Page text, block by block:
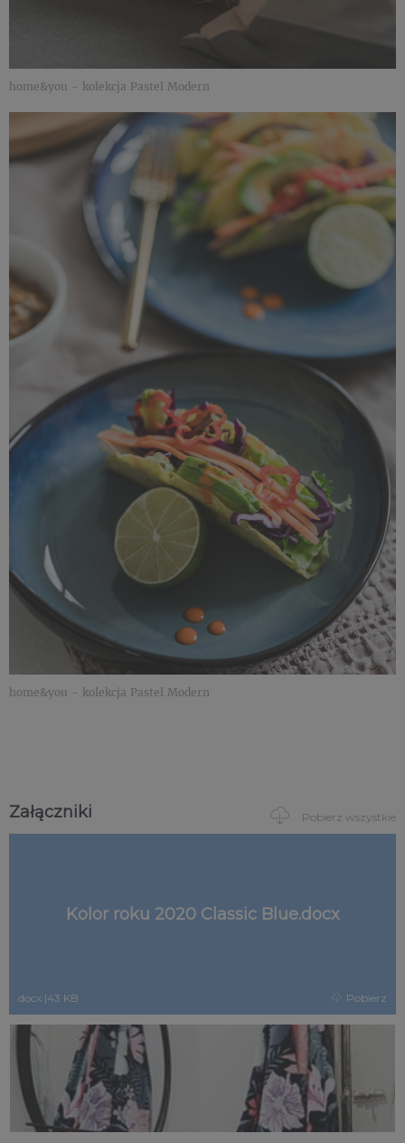
home&you - kolekcja Pastel Modern
home&you - kolekcja Pastel Modern
Załączniki Pobierz wszystkie
Kolor roku 2020 Classic Blue.docx
docx |43 KB Pobierz